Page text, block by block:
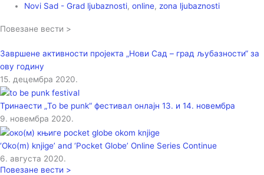
Novi Sad - Grad ljubaznosti,online, zona ljubaznosti
Повезане вести >
Завршене активности пројекта „Нови Сад – град љубазности“ за
ову годину
15. децембра 2020.
Тринаести „To be punk“ фестивал онлајн 13. и 14. новембра
9. новембра 2020.
‘Oko(m) knjige’ and ‘Pocket Globe’ Online Series Continue
6. августа 2020.
Повезане вести >